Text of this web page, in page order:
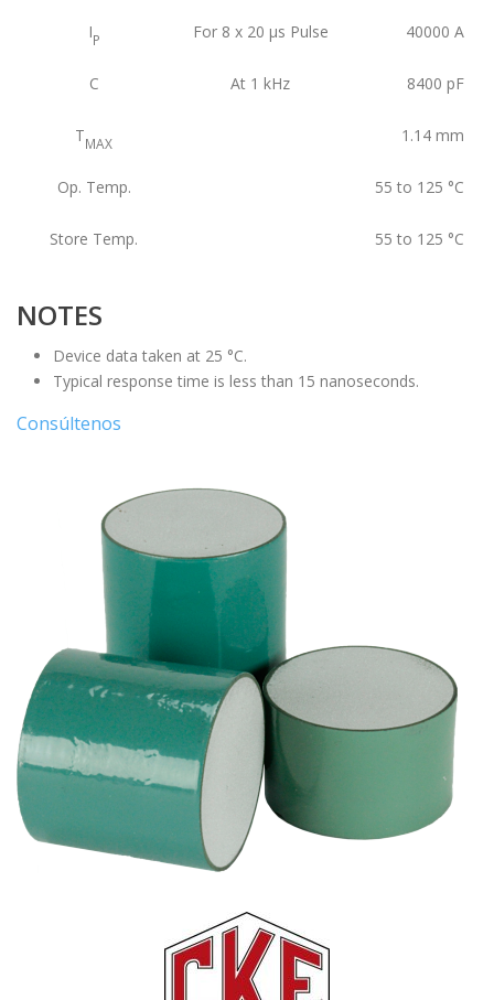
IP For 8 x 20 μs Pulse 40000 A
C At 1 kHz 8400 pF
TMAX 1.14 mm
Op. Temp. 55 to 125 °C
Store Temp. 55 to 125 °C
NOTES
Device data taken at 25 °C.
Typical response time is less than 15 nanoseconds.
Consúltenos